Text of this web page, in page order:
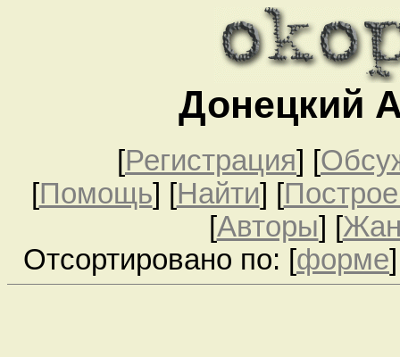
Донецкий
[Регистрация] [
[Помощь] [Найти] [
[Авторы] [
Отсортировано по: [форме